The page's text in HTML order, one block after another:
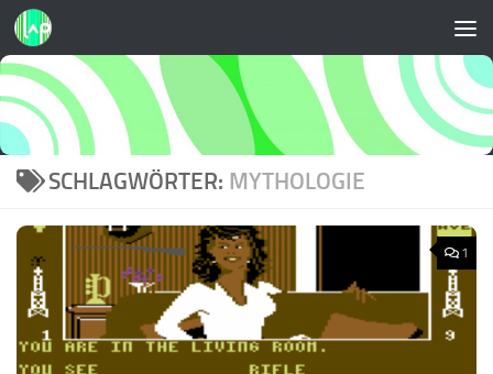
Zum Inhalt springen
SCHLAGWÖRTER: MYTHOLOGIE
1